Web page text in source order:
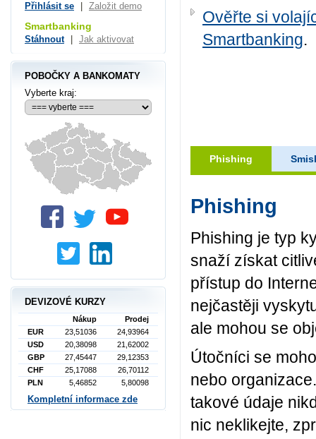
Ověřte si
Smartbanking.
Phishing
Phishing
Phishing je typ
snaží získat
přístup do
nejčastěji
ale mohou se
Útočníci se
nebo
takové údaje
nic neklikejte,
Přihlásit se Založit demo
Smartbanking
Stáhnout Jak aktivovat
POBOČKY A BANKOMATY
Vyberte kraj:
DEVIZOVÉ KURZY
Nákup
Prodej
EUR
23,51036
24,93964
USD
20,38098
21,62002
GBP
27,45447
29,12353
CHF
25,17088
26,70112
PLN
5,46852 5,80098
Kompletní informace zde